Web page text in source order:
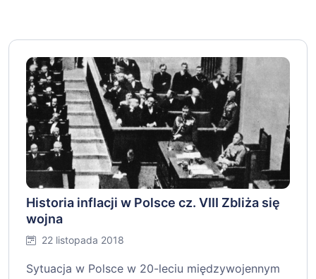
Historia inflacji w Polsce cz. VIII Zbliża się
wojna
22 listopada 2018
Sytuacja w Polsce w 20-leciu międzywojennym